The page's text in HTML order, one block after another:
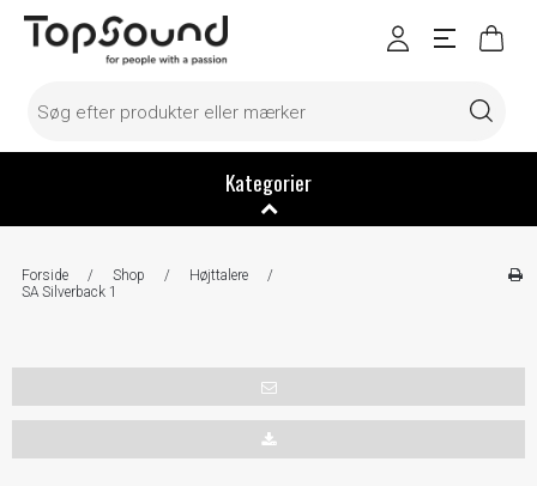
Kategorier
Forside / Shop / Højttalere
/
SA Silverback 1